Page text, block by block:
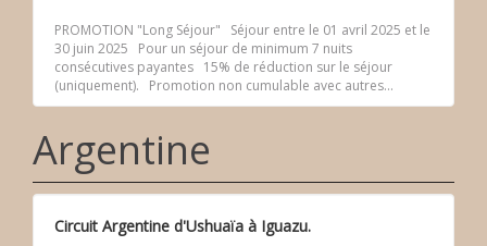
PROMOTION "Long Séjour" Séjour entre le 01 avril 2025 et le
30 juin 2025 Pour un séjour de minimum 7 nuits
consécutives payantes 15% de réduction sur le séjour
(uniquement). Promotion non cumulable avec autres...
Argentine
Circuit Argentine d'Ushuaïa à Iguazu.